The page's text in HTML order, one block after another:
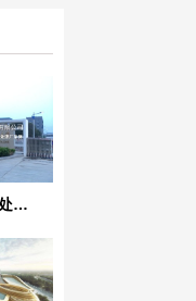
【泰兴污水处理厂】采用上海淞江橡胶接头